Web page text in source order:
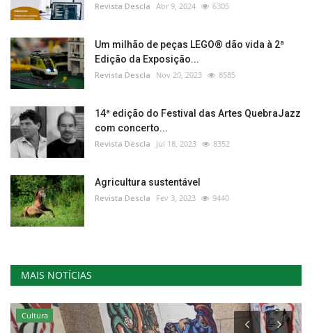
Revista Descla Abr 9, 2024 6305
Um milhão de peças LEGO® dão vida à 2ª
Edição da Exposição...
Revista Descla Nov 20, 2023 8585
14ª edição do Festival das Artes QuebraJazz
com concerto...
Revista Descla Jul 18, 2023 8352
Agricultura sustentável
Revista Descla Fev 3, 2023 9440
MAIS NOTÍCIAS
Cultura